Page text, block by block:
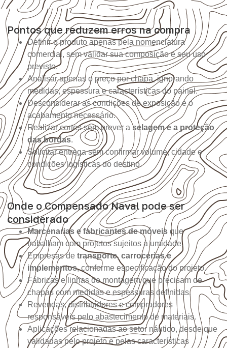
Pontos que reduzem erros na compra
Definir o produto apenas pela nomenclatura
comercial, sem validar sua composição e seu uso
previsto.
Analisar apenas o preço por chapa, ignorando
medidas, espessura e características do painel.
Desconsiderar as condições de exposição e o
acabamento necessário.
Realizar cortes sem prever a selagem e a proteção
das bordas.
Solicitar entrega sem confirmar volume, cidade e
condições logísticas do destino.
Onde o Compensado Naval pode ser
considerado
Marcenarias e fabricantes de móveis que
trabalham com projetos sujeitos à umidade.
Empresas de transporte, carrocerias e
implementos, conforme especificação do projeto.
Fábricas e linhas de montagem que precisam de
chapas com medidas e espessuras definidas.
Revendas, distribuidores e compradores
responsáveis pelo abastecimento de materiais.
Aplicações relacionadas ao setor náutico, desde que
validadas pelo projeto e pelas características